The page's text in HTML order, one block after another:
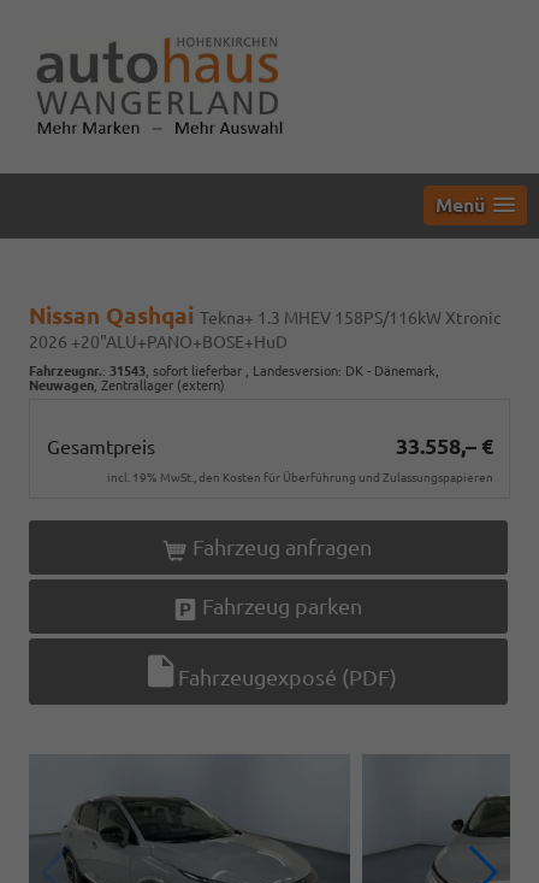
Menü
Nissan Qashqai Tekna+ 1.3 MHEV 158PS/116kW Xtronic
2026 +20"ALU+PANO+BOSE+HuD
Fahrzeugnr.: 31543 sofort lieferbar , Landesversion: DK - Dänemark,
Neuwagen , Zentrallager (extern)
Gesamtpreis 33.558,– €
incl. 19% MwSt., den Kosten für Überführung und Zulassungspapieren
Fahrzeug anfragen
Fahrzeug parken
Fahrzeugexposé (PDF)